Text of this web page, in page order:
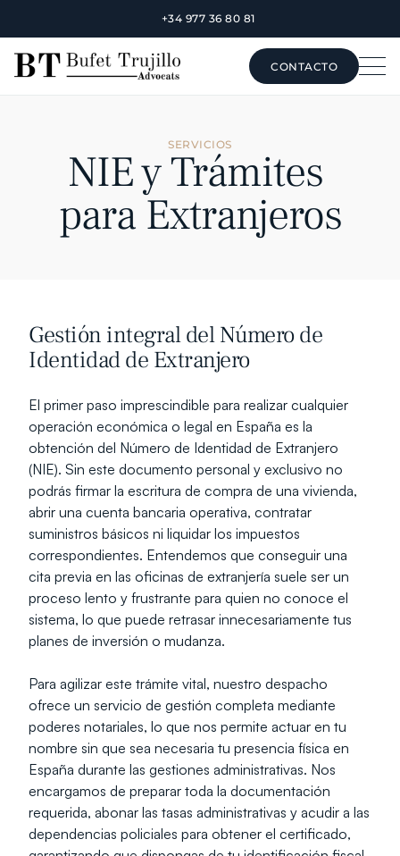
+34 977 36 80 81
CONTACTO
SERVICIOS
NIE y Trámites
para Extranjeros
Gestión integral del Número de
Identidad de Extranjero
El primer paso imprescindible para realizar cualquier
operación económica o legal en España es la
obtención del Número de Identidad de Extranjero
(NIE). Sin este documento personal y exclusivo no
podrás firmar la escritura de compra de una vivienda,
abrir una cuenta bancaria operativa, contratar
suministros básicos ni liquidar los impuestos
correspondientes. Entendemos que conseguir una
cita previa en las oficinas de extranjería suele ser un
proceso lento y frustrante para quien no conoce el
sistema, lo que puede retrasar innecesariamente tus
planes de inversión o mudanza.
Para agilizar este trámite vital, nuestro despacho
ofrece un servicio de gestión completa mediante
poderes notariales, lo que nos permite actuar en tu
nombre sin que sea necesaria tu presencia física en
España durante las gestiones administrativas. Nos
encargamos de preparar toda la documentación
requerida, abonar las tasas administrativas y acudir a las
dependencias policiales para obtener el certificado,